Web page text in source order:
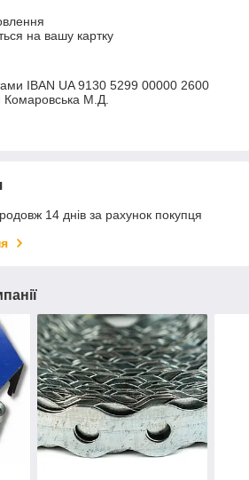
на вашу картку
IBAN UA 9130 5299 00000 2600
М.Д.
14 днів за рахунок покупця